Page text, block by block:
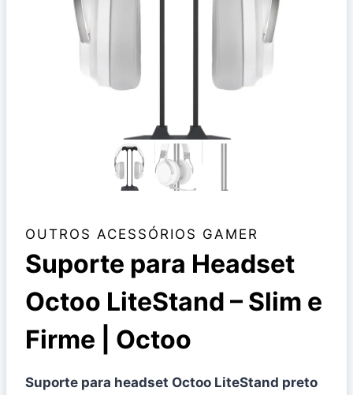
OUTROS ACESSÓRIOS GAMER
Suporte para Headset
Octoo LiteStand – Slim e
Firme | Octoo
Suporte para headset Octoo LiteStand preto